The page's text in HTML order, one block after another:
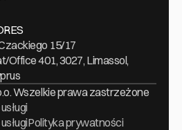
15/17
Office 401, 3027, Limassol,
Wszelkie prawa zastrzeżone
Polityka prywatności